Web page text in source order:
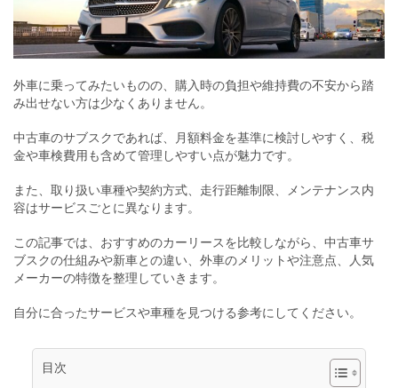
外車に乗ってみたいものの、購入時の負担や維持費の不安から踏
み出せない方は少なくありません。
中古車のサブスクであれば、月額料金を基準に検討しやすく、税
金や車検費用も含めて管理しやすい点が魅力です。
また、取り扱い車種や契約方式、走行距離制限、メンテナンス内
容はサービスごとに異なります。
この記事では、おすすめのカーリースを比較しながら、中古車サ
ブスクの仕組みや新車との違い、外車のメリットや注意点、人気
メーカーの特徴を整理していきます。
自分に合ったサービスや車種を見つける参考にしてください。
目次